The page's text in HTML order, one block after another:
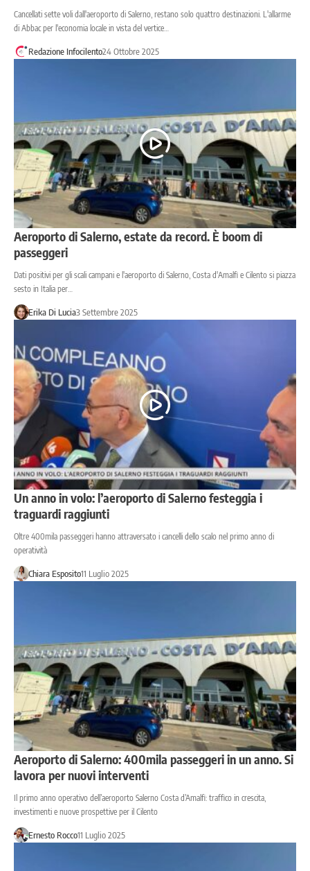
Cancellati sette voli dall'aeroporto di Salerno, restano solo quattro destinazioni. L'allarme
di Abbac per l'economia locale in vista del vertice…
Redazione Infocilento24 Ottobre 2025
Aeroporto di Salerno, estate da record. È boom di
passeggeri
Dati positivi per gli scali campani e l'aeroporto di Salerno, Costa d'Amalfi e Cilento si piazza
sesto in Italia per…
Erika Di Lucia3 Settembre 2025
Un anno in volo: l’aeroporto di Salerno festeggia i
traguardi raggiunti
Oltre 400mila passeggeri hanno attraversato i cancelli dello scalo nel primo anno di
operatività
Chiara Esposito11 Luglio 2025
Aeroporto di Salerno: 400mila passeggeri in un anno. Si
lavora per nuovi interventi
Il primo anno operativo dell’aeroporto Salerno Costa d’Amalfi: traffico in crescita,
investimenti e nuove prospettive per il Cilento
Ernesto Rocco11 Luglio 2025